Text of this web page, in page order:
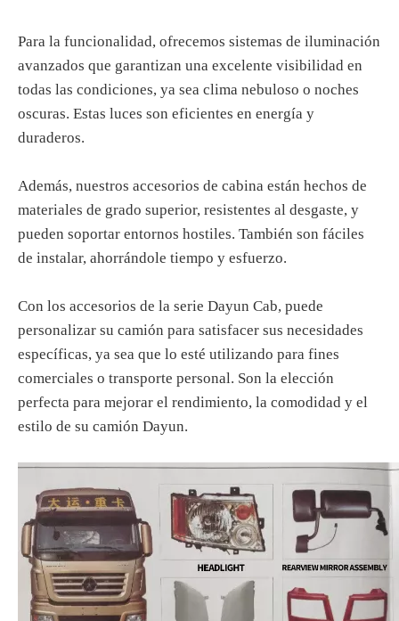
Para la funcionalidad, ofrecemos sistemas de iluminación
avanzados que garantizan una excelente visibilidad en
todas las condiciones, ya sea clima nebuloso o noches
oscuras. Estas luces son eficientes en energía y
duraderos.
Además, nuestros accesorios de cabina están hechos de
materiales de grado superior, resistentes al desgaste, y
pueden soportar entornos hostiles. También son fáciles
de instalar, ahorrándole tiempo y esfuerzo.
Con los accesorios de la serie Dayun Cab, puede
personalizar su camión para satisfacer sus necesidades
específicas, ya sea que lo esté utilizando para fines
comerciales o transporte personal. Son la elección
perfecta para mejorar el rendimiento, la comodidad y el
estilo de su camión Dayun.